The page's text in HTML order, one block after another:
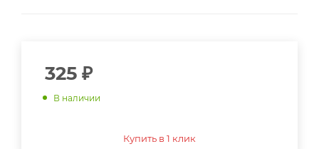
325 ₽
В наличии
Купить в 1 клик